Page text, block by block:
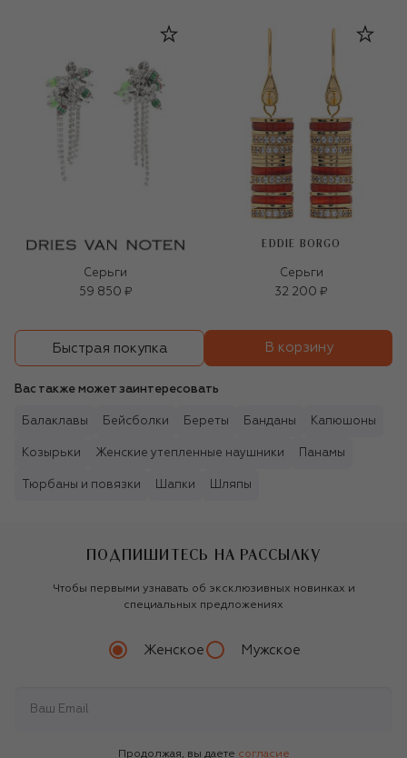
Серьги
59 850 ₽
EDDIE BORGO
Серьги
32 200 ₽
Быстрая покупка В корзину
Вас также может заинтересовать
Балаклавы Бейсболки Береты Банданы Капюшоны
Козырьки Женские утепленные наушники Панамы
Тюрбаны и повязки Шапки Шляпы
ПОДПИШИТЕСЬ НА РАССЫЛКУ
Чтобы первыми узнавать об эксклюзивных новинках и
специальных предложениях
Женское Мужское
Продолжая, вы даете согласие